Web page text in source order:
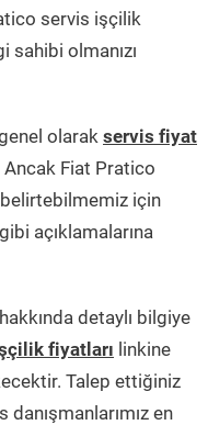
servis işçilik
sahibi olmanızı
olarak servis fiyat
Fiat Pratico
için
açıklamalarına
detaylı bilgiye
fiyatları linkine
Talep ettiğiniz
en